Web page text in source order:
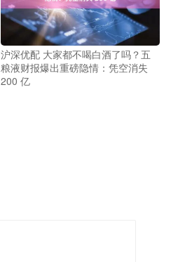
沪深优配 大家都不喝白酒了吗？五
粮液财报爆出重磅隐情：凭空消失
200 亿